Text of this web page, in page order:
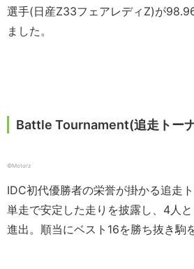
選手(日産Z33フェアレディZ)が
ました。
Battle Tournament(追走トー
©️Motorz
IDC初代優勝者の栄誉が掛かる追走
単走で安定した走りを披露し、4人
進出。順当にベスト16を勝ち抜き駒